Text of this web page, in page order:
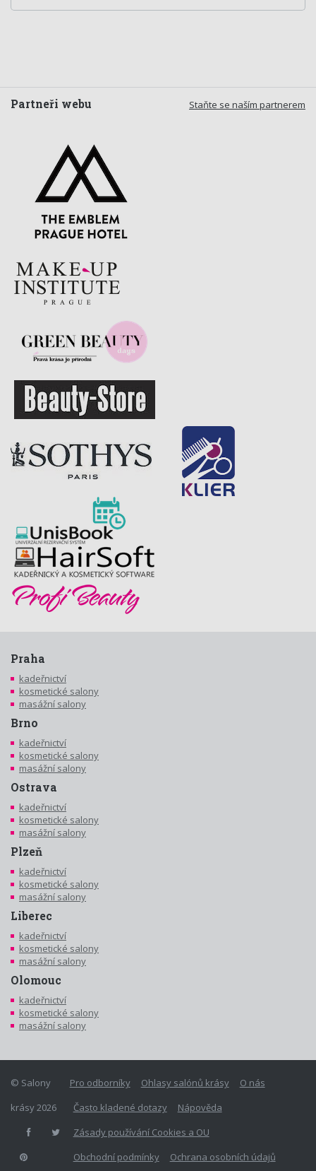
Staňte se naším partnerem
Partneři webu
Praha
kadeřnictví
kosmetické salony
masážní salony
Brno
kadeřnictví
kosmetické salony
masážní salony
Ostrava
kadeřnictví
kosmetické salony
masážní salony
Plzeň
kadeřnictví
kosmetické salony
masážní salony
Liberec
kadeřnictví
kosmetické salony
masážní salony
Olomouc
kadeřnictví
kosmetické salony
masážní salony
Pro odborníky Ohlasy salónů krásy
O nás
Často kladené dotazy
Nápověda
Zásady používání Cookies a OU
Obchodní podmínky
Ochrana osobních údajů
© Salony
krásy 2026